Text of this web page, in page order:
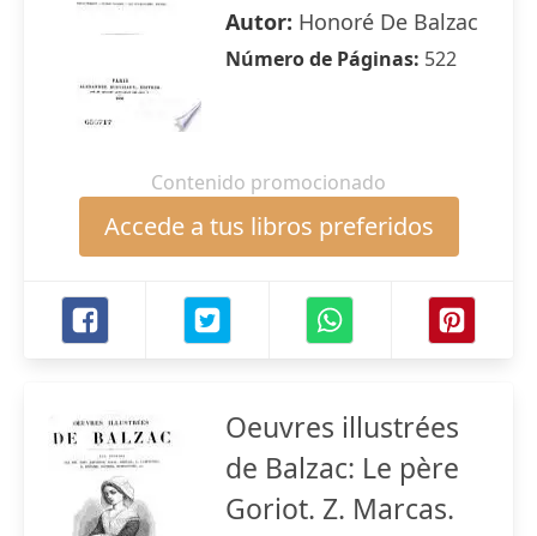
Autor: Honoré De Balzac
Número de Páginas: 522
Contenido promocionado
Accede a tus libros preferidos
Oeuvres illustrées
de Balzac: Le père
Goriot. Z. Marcas.